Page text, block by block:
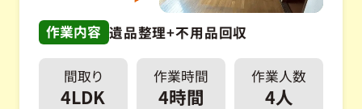
作業内容 遺品整理+不用品回収
間取り
4LDK
作業時間
4時間
作業人数
4人